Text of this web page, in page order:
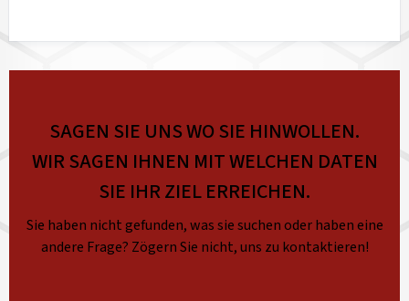
SAGEN SIE UNS WO SIE HINWOLLEN.
WIR SAGEN IHNEN MIT WELCHEN DATEN
SIE IHR ZIEL ERREICHEN.
Sie haben nicht gefunden, was sie suchen oder haben eine
andere Frage? Zögern Sie nicht, uns zu kontaktieren!